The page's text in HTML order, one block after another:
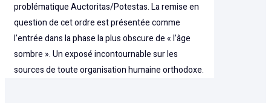
problématique Auctoritas/Potestas. La remise en
question de cet ordre est présentée comme
l’entrée dans la phase la plus obscure de « l’âge
sombre ». Un exposé incontournable sur les
sources de toute organisation humaine orthodoxe.